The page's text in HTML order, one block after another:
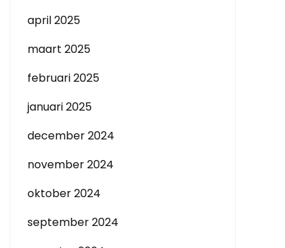
april 2025
maart 2025
februari 2025
januari 2025
december 2024
november 2024
oktober 2024
september 2024